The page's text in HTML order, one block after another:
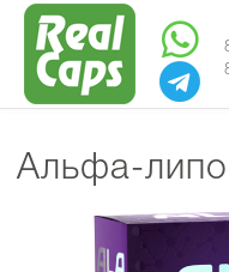
Альфа-